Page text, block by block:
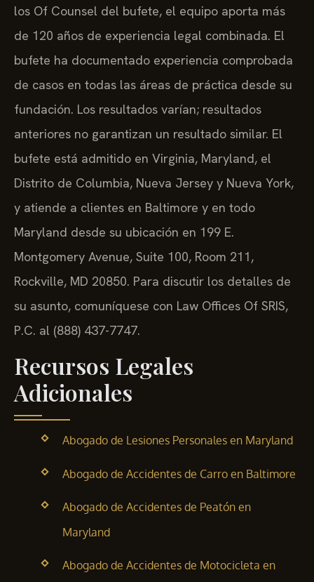
los Of Counsel del bufete, el equipo aporta más
de 120 años de experiencia legal combinada. El
bufete ha documentado experiencia comprobada
de casos en todas las áreas de práctica desde su
fundación. Los resultados varían; resultados
anteriores no garantizan un resultado similar. El
bufete está admitido en Virginia, Maryland, el
Distrito de Columbia, Nueva Jersey y Nueva York,
y atiende a clientes en Baltimore y en todo
Maryland desde su ubicación en 199 E.
Montgomery Avenue, Suite 100, Room 211,
Rockville, MD 20850. Para discutir los detalles de
su asunto, comuníquese con Law Offices Of SRIS,
P.C. al (888) 437-7747.
Recursos Legales
Adicionales
Abogado de Lesiones Personales en Maryland
Abogado de Accidentes de Carro en Baltimore
Abogado de Accidentes de Peatón en
Maryland
Abogado de Accidentes de Motocicleta en